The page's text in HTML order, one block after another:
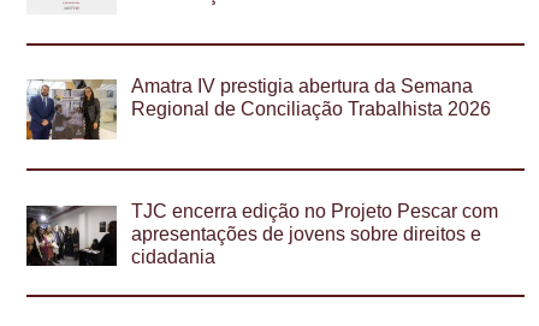
Amatra IV prestigia abertura da Semana
Regional de Conciliação Trabalhista 2026
TJC encerra edição no Projeto Pescar com
apresentações de jovens sobre direitos e
cidadania